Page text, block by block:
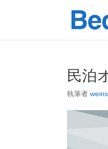
民泊
執筆者weins